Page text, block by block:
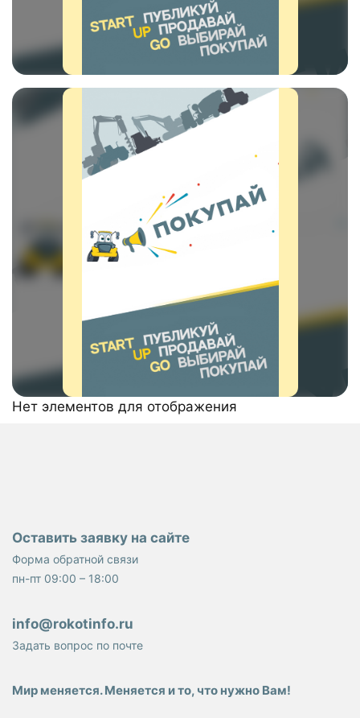
Нет элементов для отображения
Оставить заявку на сайте
Форма обратной связи
пн-пт 09:00 – 18:00
info@rokotinfo.ru
Задать вопрос по почте
Мир меняется. Меняется и то, что нужно Вам!